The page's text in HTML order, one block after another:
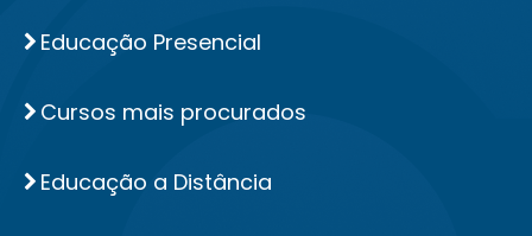
Educação Presencial
Cursos mais procurados
Educação a Distância